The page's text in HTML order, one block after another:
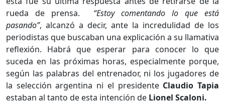
rueda de prensa. “Estoy comentando lo que está
pasando”, alcanzó a decir, ante la incredulidad de los
periodistas que buscaban una explicación a su llamativa
reflexión. Habrá que esperar para conocer lo que
suceda en las próximas horas, especialmente porque,
según las palabras del entrenador, ni los jugadores de
la selección argentina ni el presidente Claudio Tapia
estaban al tanto de esta intención de Lionel Scaloni.